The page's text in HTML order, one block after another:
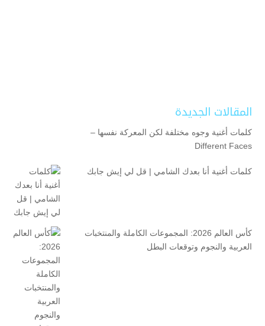
المقالات الجديدة
كلمات أغنية وجوه مختلفة لكن المعركة نفسها –
Different Faces
كلمات أغنية أنا بعدك الشامي | قل لي إيش جابك
كأس العالم 2026: المجموعات الكاملة والمنتخبات
العربية والنجوم وتوقعات البطل